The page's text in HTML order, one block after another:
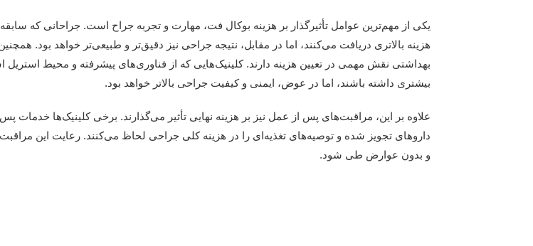
یکی از مهم‌ترین عوامل تأثیرگذار بر هزینه بوکال فت، مهارت و تجربه جراح است. جراحانی که
هزینه بالاتری دریافت می‌کنند، اما در مقابل، نتیجه جراحی نیز دقیق‌تر و طبیعی‌تر خواهد بود.
بهداشتی نقش مهمی در تعیین هزینه دارند. کلینیک‌هایی که از فناوری‌های پیشرفته و محیط
بیشتری داشته باشند، اما در عوض، ایمنی و کیفیت جراحی بالاتر خواهد بود.
علاوه بر این، مراقبت‌های پس از عمل نیز بر هزینه نهایی تأثیر می‌گذارند. برخی کلینیک‌ها خدمات
داروهای تجویز شده و توصیه‌های تغذیه‌ای را در هزینه کلی جراحی لحاظ می‌کنند. رعایت این
و بدون عوارض طی شود.